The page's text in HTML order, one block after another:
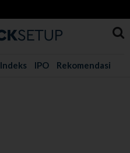
Indeks IPO Rekomendasi